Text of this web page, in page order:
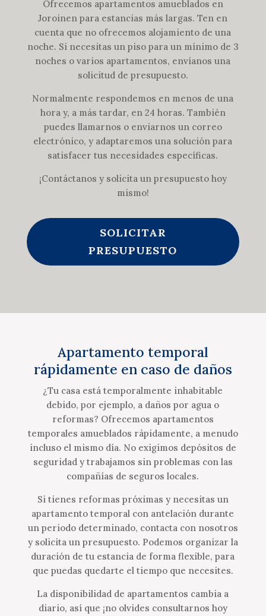
Ofrecemos apartamentos amueblados en
Joroinen para estancias más largas. Ten en
cuenta que no ofrecemos alojamiento de una
noche. Si necesitas un piso para un mínimo de 3
noches o varios apartamentos, envíanos una
solicitud de presupuesto.
Normalmente respondemos en menos de una
hora y, a más tardar, en 24 horas. También
puedes llamarnos o enviarnos un correo
electrónico, y adaptaremos una solución para
satisfacer tus necesidades específicas.
¡Contáctanos y solicita un presupuesto hoy
mismo!
SOLICITAR
PRESUPUESTO
Apartamento temporal
rápidamente en caso de daños
¿Tu casa está temporalmente inhabitable
debido, por ejemplo, a daños por agua o
reformas? Ofrecemos apartamentos
temporales amueblados rápidamente, a menudo
incluso el mismo día. No exigimos depósitos de
seguridad y trabajamos sin problemas con las
compañías de seguros locales.
Si tienes reformas próximas y necesitas un
apartamento temporal con antelación durante
un periodo determinado, contacta con nosotros
y solicita un presupuesto. Podemos organizar la
duración de tu estancia de forma flexible, para
que puedas quedarte el tiempo que necesites.
La disponibilidad de apartamentos cambia a
diario, así que ¡no olvides consultarnos hoy